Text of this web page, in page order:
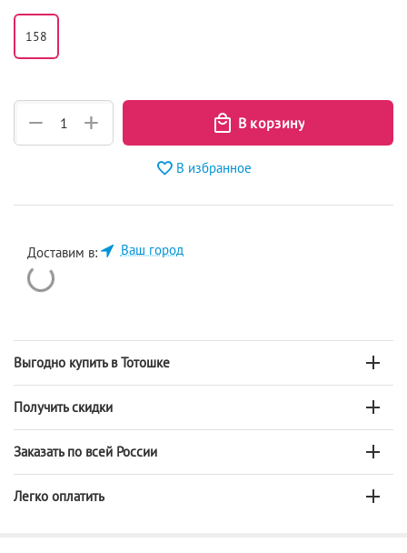
158
+
−
В избранное
Доставим в: Ваш город
Выгодно купить в Тотошке
Получить скидки
Заказать по всей России
Легко оплатить